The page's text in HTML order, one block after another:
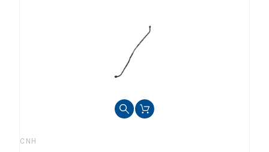
CNH